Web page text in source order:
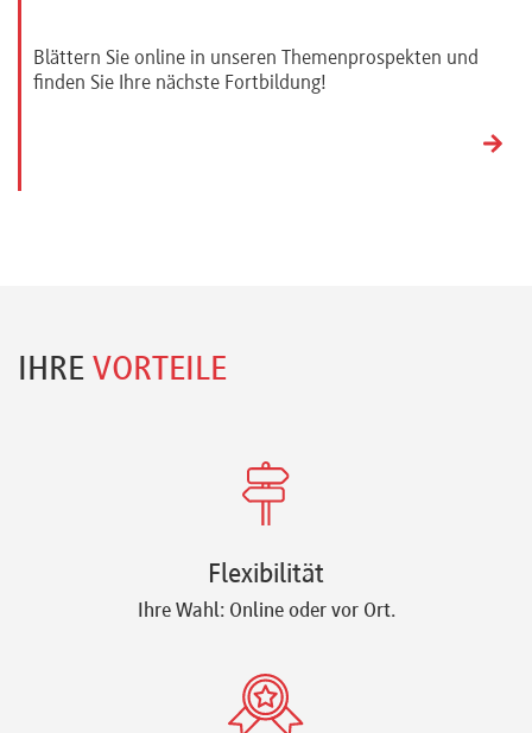
Blättern Sie online in unseren Themenprospekten und
finden Sie Ihre nächste Fortbildung!
IHRE VORTEILE
Flexibilität
Ihre Wahl: Online oder vor Ort.